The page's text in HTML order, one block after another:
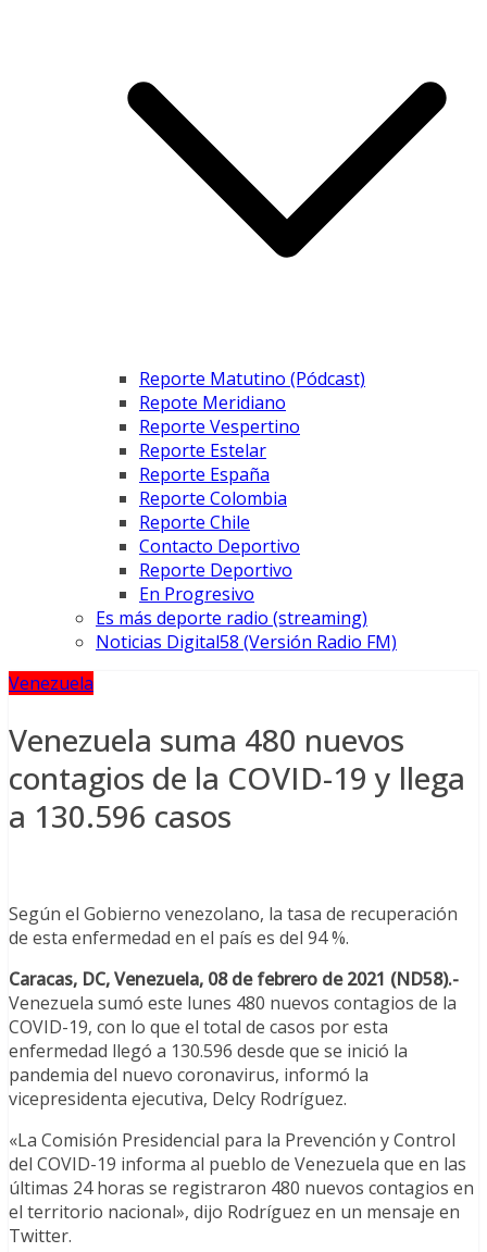
Reporte Matutino (Pódcast)
Repote Meridiano
Reporte Vespertino
Reporte Estelar
Reporte España
Reporte Colombia
Reporte Chile
Contacto Deportivo
Reporte Deportivo
En Progresivo
Es más deporte radio (streaming)
Noticias Digital58 (Versión Radio FM)
Venezuela
Venezuela suma 480 nuevos
contagios de la COVID-19 y llega
a 130.596 casos
Según el Gobierno venezolano, la tasa de recuperación
de esta enfermedad en el país es del 94 %.
Caracas, DC, Venezuela, 08 de febrero de 2021 (ND58).-
Venezuela sumó este lunes 480 nuevos contagios de la
COVID-19, con lo que el total de casos por esta
enfermedad llegó a 130.596 desde que se inició la
pandemia del nuevo coronavirus, informó la
vicepresidenta ejecutiva, Delcy Rodríguez.
«La Comisión Presidencial para la Prevención y Control
del COVID-19 informa al pueblo de Venezuela que en las
últimas 24 horas se registraron 480 nuevos contagios en
el territorio nacional», dijo Rodríguez en un mensaje en
Twitter.